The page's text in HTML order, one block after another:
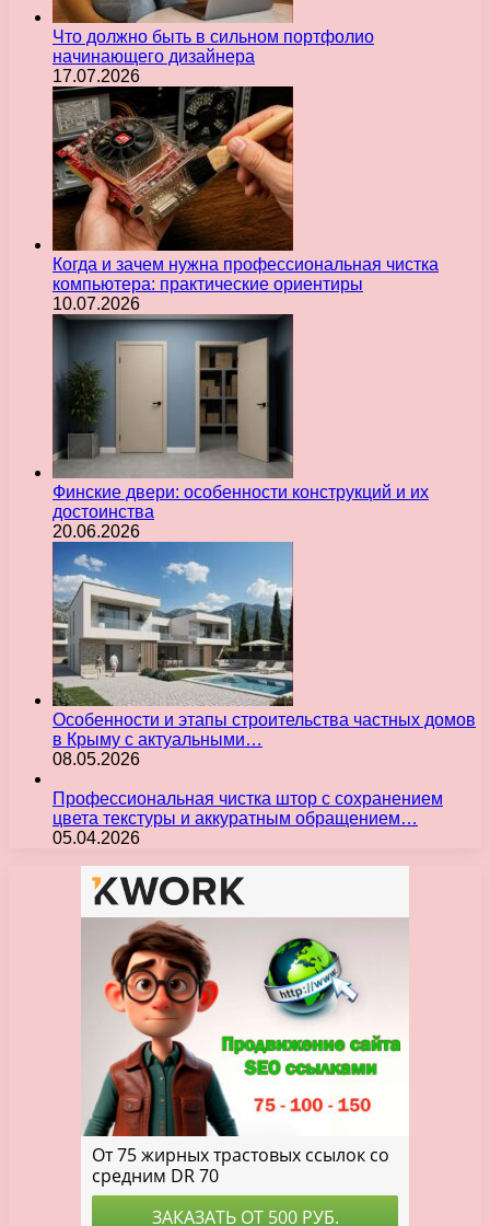
Что должно быть в сильном портфолио
начинающего дизайнера
17.07.2026
Когда и зачем нужна профессиональная чистка
компьютера: практические ориентиры
10.07.2026
Финские двери: особенности конструкций и их
достоинства
20.06.2026
Особенности и этапы строительства частных домов
в Крыму с актуальными…
08.05.2026
Профессиональная чистка штор с сохранением
цвета текстуры и аккуратным обращением…
05.04.2026